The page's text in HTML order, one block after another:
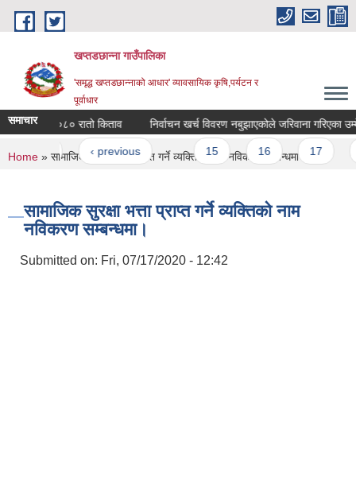
Skip to main content
खप्तडछान्ना गाउँपालिका
'समृद्ध खप्तडछान्नाको आधार' व्यावसायिक कृषि,पर्यटन र
पूर्वाधार
समाचार
२०७९।०८० रातो किताव
« first ‹ previous … 15 16 17
You are here
Home » सामाजिक सुरक्षा भत्ता प्राप्त गर्ने व्यक्तिको नाम नविकरण सम्बन्धमा।
सामाजिक सुरक्षा भत्ता प्राप्त गर्ने व्यक्तिको नाम
नविकरण सम्बन्धमा।
Submitted on: Fri, 07/17/2020 - 12:42